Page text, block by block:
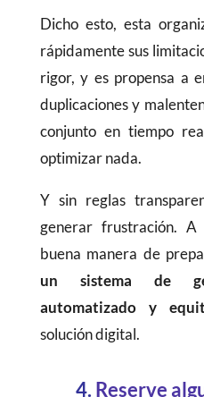
Dicho esto, esta
rápidamente sus
rigor, y es propensa a
duplicaciones y
conjunto en tiempo
optimizar nada.
Y sin reglas
generar frustración.
buena manera de
un sistema de
automatizado y
solución digital.
4. Reserve